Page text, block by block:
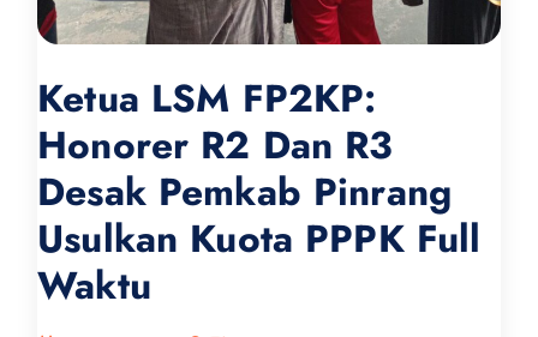
Ketua LSM FP2KP:
Honorer R2 Dan R3
Desak Pemkab Pinrang
Usulkan Kuota PPPK Full
Waktu